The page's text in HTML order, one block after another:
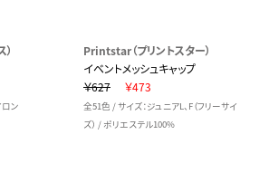
ン
Printstar（プリントスター）
イベントメッシュキャップ
￥627
￥473
全51色 / サイズ：ジュニアL、F（フリーサイ
ズ） / ポリエステル100%